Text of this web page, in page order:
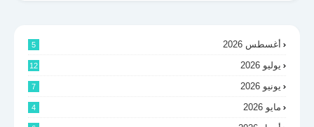
أغسطس 2026 5
يوليو 2026 12
يونيو 2026 7
مايو 2026 4